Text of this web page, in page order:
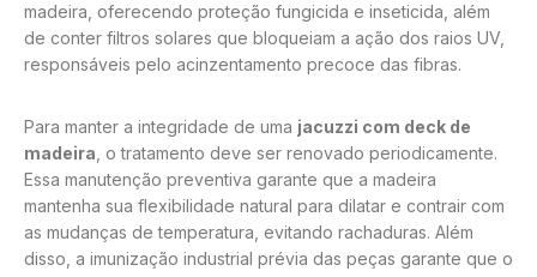
madeira, oferecendo proteção fungicida e inseticida, além
de conter filtros solares que bloqueiam a ação dos raios UV,
responsáveis pelo acinzentamento precoce das fibras.
Para manter a integridade de uma jacuzzi com deck de
madeira , o tratamento deve ser renovado periodicamente.
Essa manutenção preventiva garante que a madeira
mantenha sua flexibilidade natural para dilatar e contrair com
as mudanças de temperatura, evitando rachaduras. Além
disso, a imunização industrial prévia das peças garante que o